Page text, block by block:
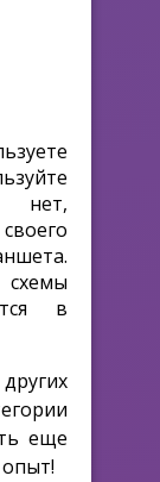
нет,
в
еще